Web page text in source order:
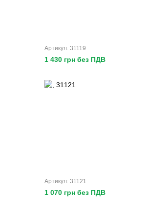
Артикул: 31119
1 430 грн без ПДВ
Артикул: 31121
1 070 грн без ПДВ